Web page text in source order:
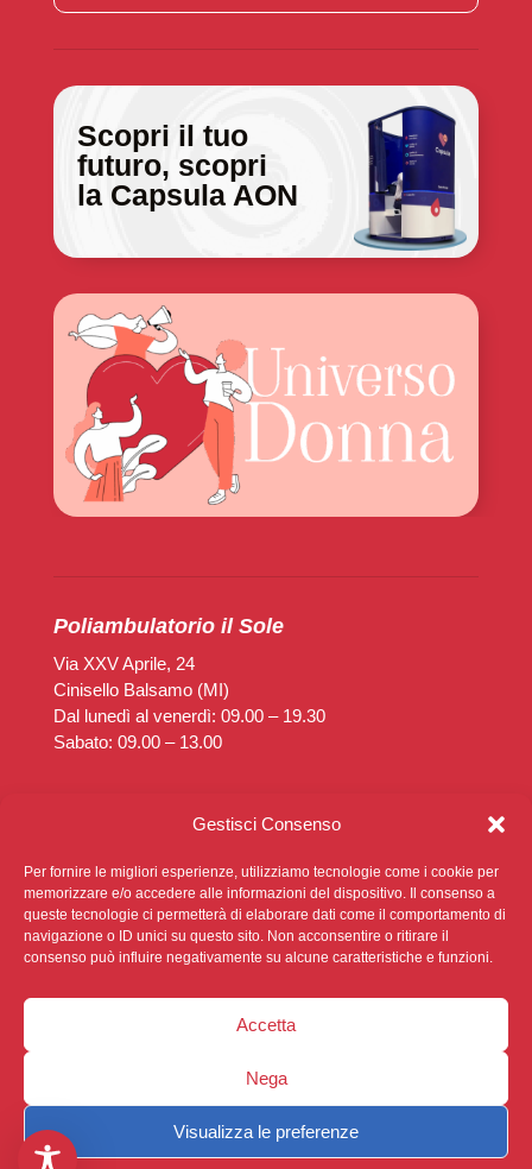
Gestisci Consenso
Per fornire le migliori esperienze, utilizziamo tecnologie come i cookie per
memorizzare e/o accedere alle informazioni del dispositivo. Il consenso a
queste tecnologie ci permetterà di elaborare dati come il comportamento di
navigazione o ID unici su questo sito. Non acconsentire o ritirare il
consenso può influire negativamente su alcune caratteristiche e funzioni.
Accetta
Nega
Visualizza le preferenze
Scopri il tuo
futuro, scopri
la Capsula AON
Poliambulatorio il Sole
Via XXV Aprile, 24
Cinisello Balsamo (MI)
Dal lunedì al venerdì: 09.00 – 19.30
Sabato: 09.00 – 13.00
Cinisello Balsamo (MI)
Dal lunedì al venerdì: 14.30 – 19.30
Sabato: Chiuso
Cookie Policy